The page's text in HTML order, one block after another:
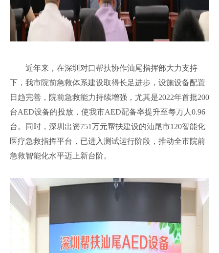
近年来，在深圳对口帮扶协作汕尾指挥部大力支持
下，我市院前急救体系建设取得长足进步，设施设备配置
日趋完善，院前急救能力持续增强，尤其是2022年首批200
台AED设备的投放，使我市AED配备率提升至每万人0.96
台。同时，深圳出资751万元帮扶建设的汕尾市120智能化
医疗急救指挥平台，已进入测试运行阶段，推动全市院前
急救智能化水平迈上新台阶。